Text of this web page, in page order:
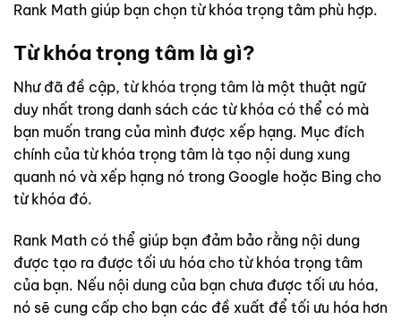
Rank Math giúp bạn chọn từ khóa trọng tâm phù hợp.
Từ khóa trọng tâm là gì?
Như đã đề cập, từ khóa trọng tâm là một thuật ngữ
duy nhất trong danh sách các từ khóa có thể có mà
bạn muốn trang của mình được xếp hạng. Mục đích
chính của từ khóa trọng tâm là tạo nội dung xung
quanh nó và xếp hạng nó trong Google hoặc Bing cho
từ khóa đó.
Rank Math có thể giúp bạn đảm bảo rằng nội dung
được tạo ra được tối ưu hóa cho từ khóa trọng tâm
của bạn. Nếu nội dung của bạn chưa được tối ưu hóa,
nó sẽ cung cấp cho bạn các đề xuất để tối ưu hóa hơn